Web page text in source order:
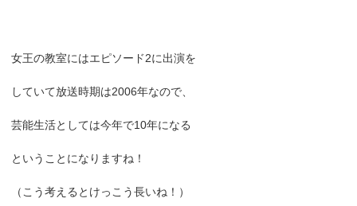
女王の教室にはエピソード2に出演を
していて放送時期は2006年なので、
芸能生活としては今年で10年になる
ということになりますね！
（こう考えるとけっこう長いね！）